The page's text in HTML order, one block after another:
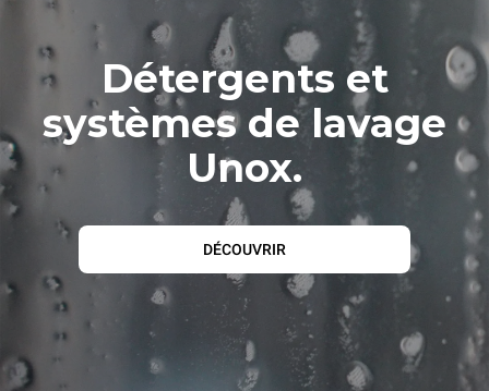
Détergents et
systèmes de lavage
Unox.
DÉCOUVRIR